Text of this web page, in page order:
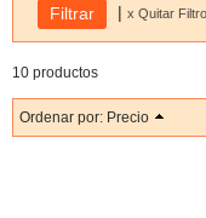
| x Quitar
10 productos
Ordenar por: Precio